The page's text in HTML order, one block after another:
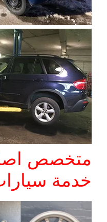
متخصص
خدمة